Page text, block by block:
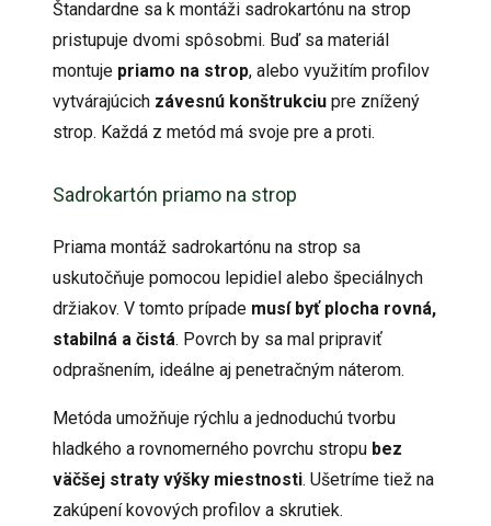
Štandardne sa k montáži sadrokartónu na strop
pristupuje dvomi spôsobmi. Buď sa materiál
montuje priamo na strop, alebo využitím profilov
vytvárajúcich závesnú konštrukciu pre znížený
strop. Každá z metód má svoje pre a proti.
Sadrokartón priamo na strop
Priama montáž sadrokartónu na strop sa
uskutočňuje pomocou lepidiel alebo špeciálnych
držiakov. V tomto prípade musí byť plocha rovná,
stabilná a čistá. Povrch by sa mal pripraviť
odprašnením, ideálne aj penetračným náterom.
Metóda umožňuje rýchlu a jednoduchú tvorbu
hladkého a rovnomerného povrchu stropu bez
väčšej straty výšky miestnosti. Ušetríme tiež na
zakúpení kovových profilov a skrutiek.